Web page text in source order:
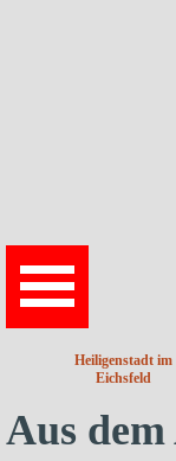
Heiligenstadt im
Eichsfeld
Aus